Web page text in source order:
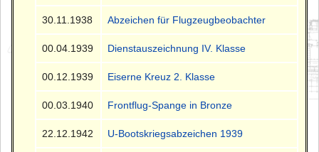
30.11.1938 Abzeichen für Flugzeugbeobachter
00.04.1939 Dienstauszeichnung IV. Klasse
00.12.1939 Eiserne Kreuz 2. Klasse
00.03.1940 Frontflug-Spange in Bronze
22.12.1942 U-Bootskriegsabzeichen 1939